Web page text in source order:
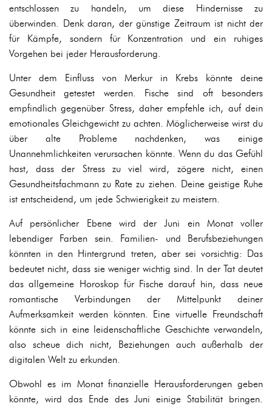
entschlossen zu handeln, um diese Hindernisse zu
überwinden. Denk daran, der günstige Zeitraum ist nicht der
für Kämpfe, sondern für Konzentration und ein ruhiges
Vorgehen bei jeder Herausforderung.
Unter dem Einfluss von Merkur in Krebs könnte deine
Gesundheit getestet werden. Fische sind oft besonders
empfindlich gegenüber Stress, daher empfehle ich, auf dein
emotionales Gleichgewicht zu achten. Möglicherweise wirst du
über alte Probleme nachdenken, was einige
Unannehmlichkeiten verursachen könnte. Wenn du das Gefühl
hast, dass der Stress zu viel wird, zögere nicht, einen
Gesundheitsfachmann zu Rate zu ziehen. Deine geistige Ruhe
ist entscheidend, um jede Schwierigkeit zu meistern.
Auf persönlicher Ebene wird der Juni ein Monat voller
lebendiger Farben sein. Familien- und Berufsbeziehungen
könnten in den Hintergrund treten, aber sei vorsichtig: Das
bedeutet nicht, dass sie weniger wichtig sind. In der Tat deutet
das allgemeine Horoskop für Fische darauf hin, dass neue
romantische Verbindungen der Mittelpunkt deiner
Aufmerksamkeit werden könnten. Eine virtuelle Freundschaft
könnte sich in eine leidenschaftliche Geschichte verwandeln,
also scheue dich nicht, Beziehungen auch außerhalb der
digitalen Welt zu erkunden.
Obwohl es im Monat finanzielle Herausforderungen geben
könnte, wird das Ende des Juni einige Stabilität bringen.